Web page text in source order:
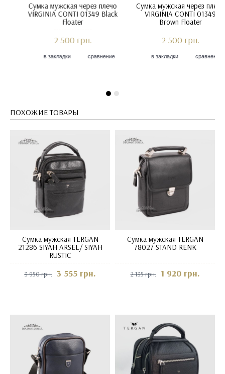
Сумка мужская через плечо
VIRGINIA CONTI 01349
Шеврет Черный
3 150 грн.
в закладки сравнение
Сумка мужская через плечо
VIRGINIA CONTI 01349 Black
Floater
2 500 грн.
в закладки сравнение
ПОХОЖИЕ ТОВАРЫ
Сумка мужская TERGAN
21286 SIYAH ARSEL/ SIYAH
RUSTIC
3 950 грн. 3 555 грн.
Сумка мужская TERGAN
78027 STAND RENK
2 135 грн. 1 920 грн.